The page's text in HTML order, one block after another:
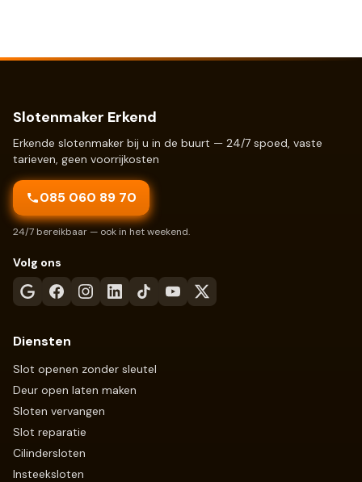
Slotenmaker Erkend
Erkende slotenmaker bij u in de buurt — 24/7 spoed, vaste
tarieven, geen voorrijkosten
085 060 89 70
24/7 bereikbaar — ook in het weekend.
Volg ons
Diensten
Slot openen zonder sleutel
Deur open laten maken
Sloten vervangen
Slot reparatie
Cilindersloten
Insteeksloten